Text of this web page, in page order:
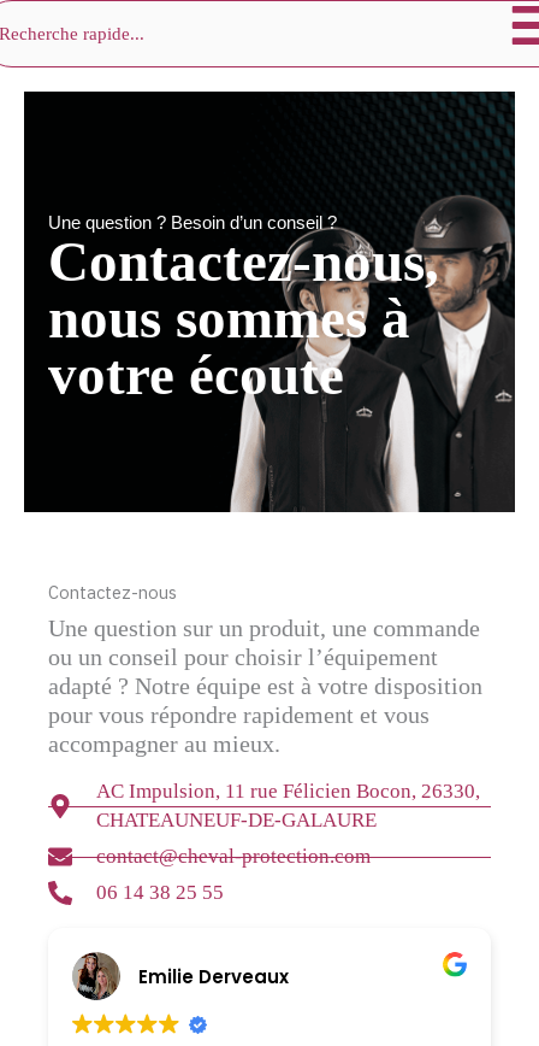
au
contenu
Une question ? Besoin d’un conseil ?
Contactez-nous,
nous sommes à
votre écoute
Contactez-nous
Une question sur un produit, une commande
ou un conseil pour choisir l’équipement
adapté ? Notre équipe est à votre disposition
pour vous répondre rapidement et vous
accompagner au mieux.
AC Impulsion, 11 rue Félicien Bocon, 26330,
CHATEAUNEUF-DE-GALAURE
contact@cheval-protection.com
06 14 38 25 55
Emilie Derveaux